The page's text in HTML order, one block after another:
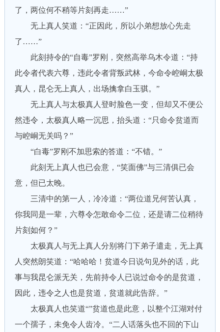
了，两位何不稍等片刻再走……”
无上真人笑道：“正因此，所以小弟想放心先走
了……”
此刻持令的“自毒”罗刚，突然高举乌木令道：“持
此令者代表六尊，违此令者背叛武林，今命令崆峒太极
真人，昆仑无上真人，出场擒拿白玉骐。”
无上真人与太极真人登时脸色一变，但却又不便公
然违令，太极真人略一沉思，抬头道：“只命令贫道而
与崆峒无关吗？”
“白毒”罗刚不加思索的答道：“不错。”
此刻无上真人也已会意，“笑面佛”与三清俱已会
意，但已太晚。
三清中的第一人，冷冷道：“两位道兄何苦认真，
你我同是一辈，六尊令怎敢命令二位，还是请二位稍待
片刻如何？”
太极真人与无上真人分别将门下弟子遣走，无上真
人突然朗笑道：“哈哈哈！贫道今日说句见外的话，此
事与我昆仑派无关，先前持令人已说过命令的是贫道，
因此，违令之人也是贫道，贫道就此告辞。”
太极真人也笑道“”贫道也是此意，以整个江湖对付
一个孺子，未免令人齿冷。“二人话落头也不回的下山